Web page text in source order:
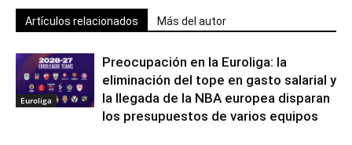
Artículos relacionados Más del autor
Euroliga
Preocupación en la Euroliga: la
eliminación del tope en gasto salarial y
la llegada de la NBA europea disparan
los presupuestos de varios equipos